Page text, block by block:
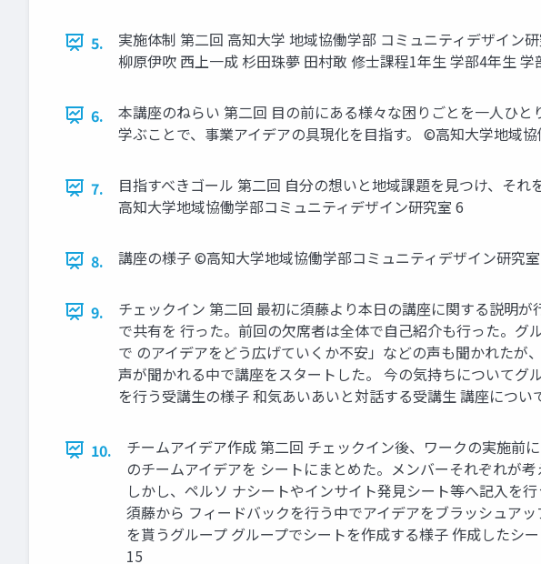
5.
実施体制 第二回 高知大学 地域協働学部 コミュニティデザイン
柳原伊吹 西上一成 杉田珠夢 田村敢 修士課程1年生 学部4年生
6.
本講座のねらい 第二回 目の前にある様々な困りごとを一人ひ
学ぶことで、事業アイデアの具現化を目指す。 ©高知大学地域
7.
目指すべきゴール 第二回 自分の想いと地域課題を見つけ、そ
高知大学地域協働学部コミュニティデザイン研究室 6
8. 講座の様子 ©高知大学地域協働学部コミュニティデザイン研究
9.
チェックイン 第二回 最初に須藤より本日の講座に関する説明
で共有を 行った。前回の欠席者は全体で自己紹介も行った。
で のアイデアをどう広げていくか不安」などの声も聞かれた
声が聞かれる中で講座をスタートした。 今の気持ちについて
を行う受講生の様子 和気あいあいと対話する受講生 講座につ
10.
チームアイデア作成 第二回 チェックイン後、ワークの実施前
のチームアイデアを シートにまとめた。メンバーそれぞれが
しかし、ペルソ ナシートやインサイト発見シート等へ記入を
須藤から フィードバックを行う中でアイデアをブラッシュア
を貰うグループ グループでシートを作成する様子 作成した
15